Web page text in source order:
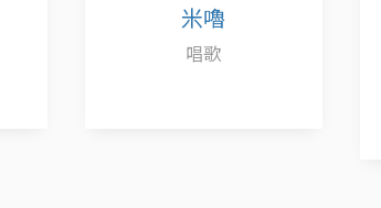
米嚕
唱歌